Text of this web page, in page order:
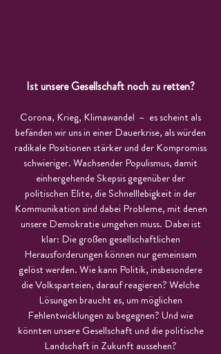
Ist unsere Gesellschaft noch zu retten?
Corona, Krieg, Klimawandel – es scheint als
befänden wir uns in einer Dauerkrise, als würden
radikale Positionen stärker und der Kompromiss
schwieriger. Wachsender Populismus, damit
einhergehende Skepsis gegenüber der
politischen Elite, die Schnelllebigkeit in der
Kommunikation sind dabei Probleme, mit denen
unsere Demokratie umgehen muss. Dabei ist
klar: Die großen gesellschaftlichen
Herausforderungen können nur gemeinsam
gelöst werden. Wie kann Politik, insbesondere
die Volksparteien, darauf reagieren? Welche
Lösungen braucht es, um möglichen
Fehlentwicklungen zu begegnen? Und wie
könnten unsere Gesellschaft und die politische
Landschaft in Zukunft aussehen?